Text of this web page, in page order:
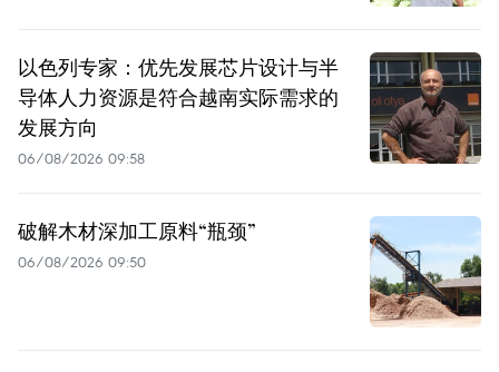
以色列专家：优先发展芯片设计与半
导体人力资源是符合越南实际需求的
发展方向
06/08/2026 09:58
破解木材深加工原料“瓶颈”
06/08/2026 09:50